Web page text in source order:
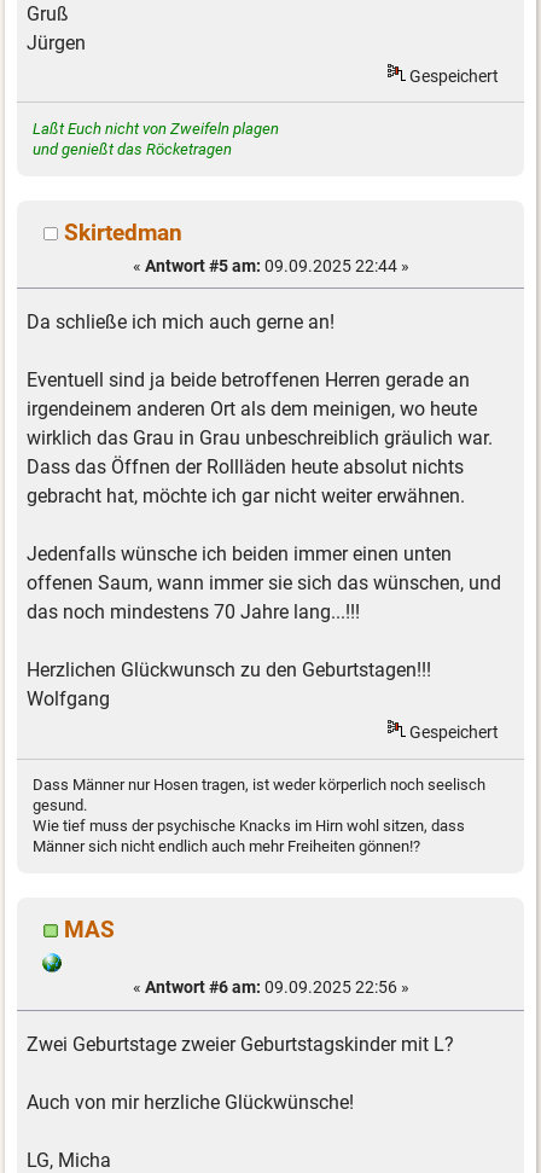
Gruß
Jürgen
Gespeichert
Laßt Euch nicht von Zweifeln plagen
und genießt das Röcketragen
Skirtedman
« Antwort #5 am: 09.09.2025 22:44 »
Da schließe ich mich auch gerne an!
Eventuell sind ja beide betroffenen Herren gerade an
irgendeinem anderen Ort als dem meinigen, wo heute
wirklich das Grau in Grau unbeschreiblich gräulich war.
Dass das Öffnen der Rollläden heute absolut nichts
gebracht hat, möchte ich gar nicht weiter erwähnen.
Jedenfalls wünsche ich beiden immer einen unten
offenen Saum, wann immer sie sich das wünschen, und
das noch mindestens 70 Jahre lang...!!!
Herzlichen Glückwunsch zu den Geburtstagen!!!
Wolfgang
Gespeichert
Dass Männer nur Hosen tragen, ist weder körperlich noch seelisch
gesund.
Wie tief muss der psychische Knacks im Hirn wohl sitzen, dass
Männer sich nicht endlich auch mehr Freiheiten gönnen!?
MAS
« Antwort #6 am: 09.09.2025 22:56 »
Zwei Geburtstage zweier Geburtstagskinder mit L?
Auch von mir herzliche Glückwünsche!
LG, Micha